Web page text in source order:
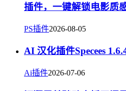
插件，一键解锁电影质
PS插件2026-08-05
AI 汉化插件Specees
Ai插件2026-07-06